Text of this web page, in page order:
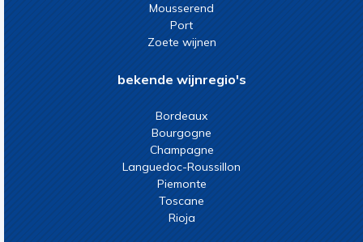
Mousserend
Port
Zoete wijnen
bekende wijnregio's
Bordeaux
Bourgogne
Champagne
Languedoc-Roussillon
Piemonte
Toscane
Rioja